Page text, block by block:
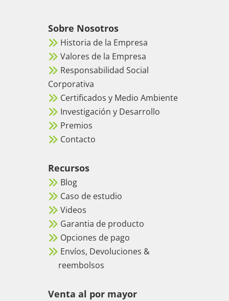
Sobre Nosotros
Historia de la Empresa
Valores de la Empresa
Responsabilidad Social
Corporativa
Certificados y Medio Ambiente
Investigación y Desarrollo
Premios
Contacto
Recursos
Blog
Caso de estudio
Videos
Garantia de producto
Opciones de pago
Envíos, Devoluciones &
reembolsos
Venta al por mayor